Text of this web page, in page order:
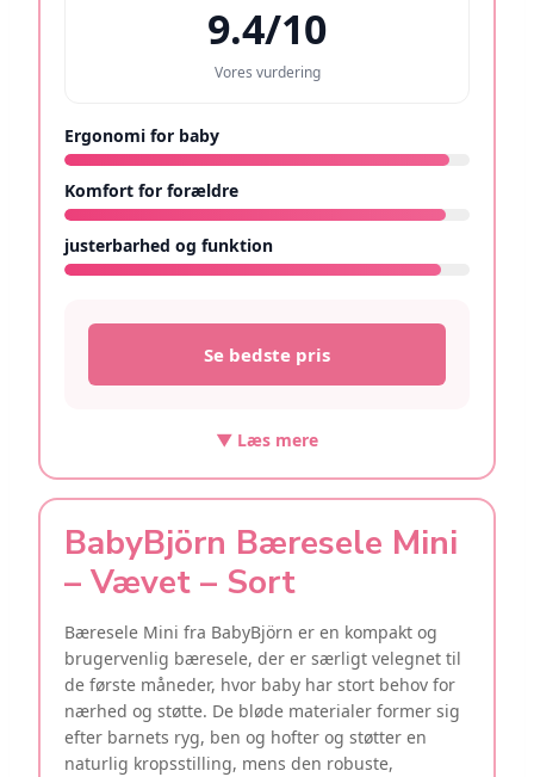
9.4/10
Vores vurdering
Ergonomi for baby
Komfort for forældre
justerbarhed og funktion
Se bedste pris
▼ Læs mere
BabyBjörn Bæresele Mini
– Vævet – Sort
Bæresele Mini fra BabyBjörn er en kompakt og
brugervenlig bæresele, der er særligt velegnet til
de første måneder, hvor baby har stort behov for
nærhed og støtte. De bløde materialer former sig
efter barnets ryg, ben og hofter og støtter en
naturlig kropsstilling, mens den robuste,